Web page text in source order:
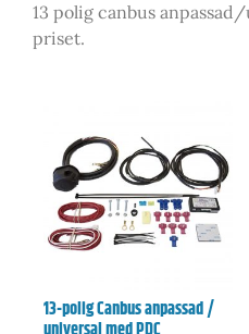
13 polig canbus
priset.
13-polig Canbus anpassad /